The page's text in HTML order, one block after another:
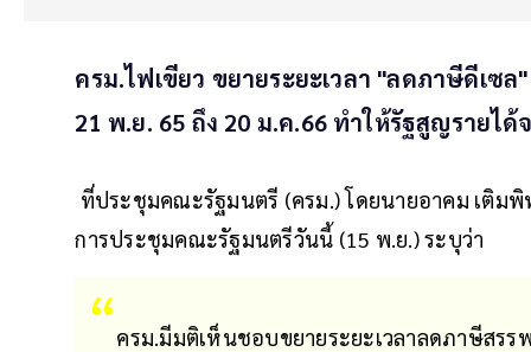
ครม.ไฟเขียว ขยายระยะเวลา "ลดภาษีดีเซ
21 พ.ย. 65 ถึง 20 ม.ค.66 ทำให้รัฐสูญรายไ
ที่ประชุมคณะรัฐมนตรี (ครม.) โดยนายอาคม เติมพิ
การประชุมคณะรัฐมนตรีวันนี้ (15 พ.ย.) ระบุว่า
ครม.มีมติเห็นชอบขยายระยะเวลาลดภาษีสรร